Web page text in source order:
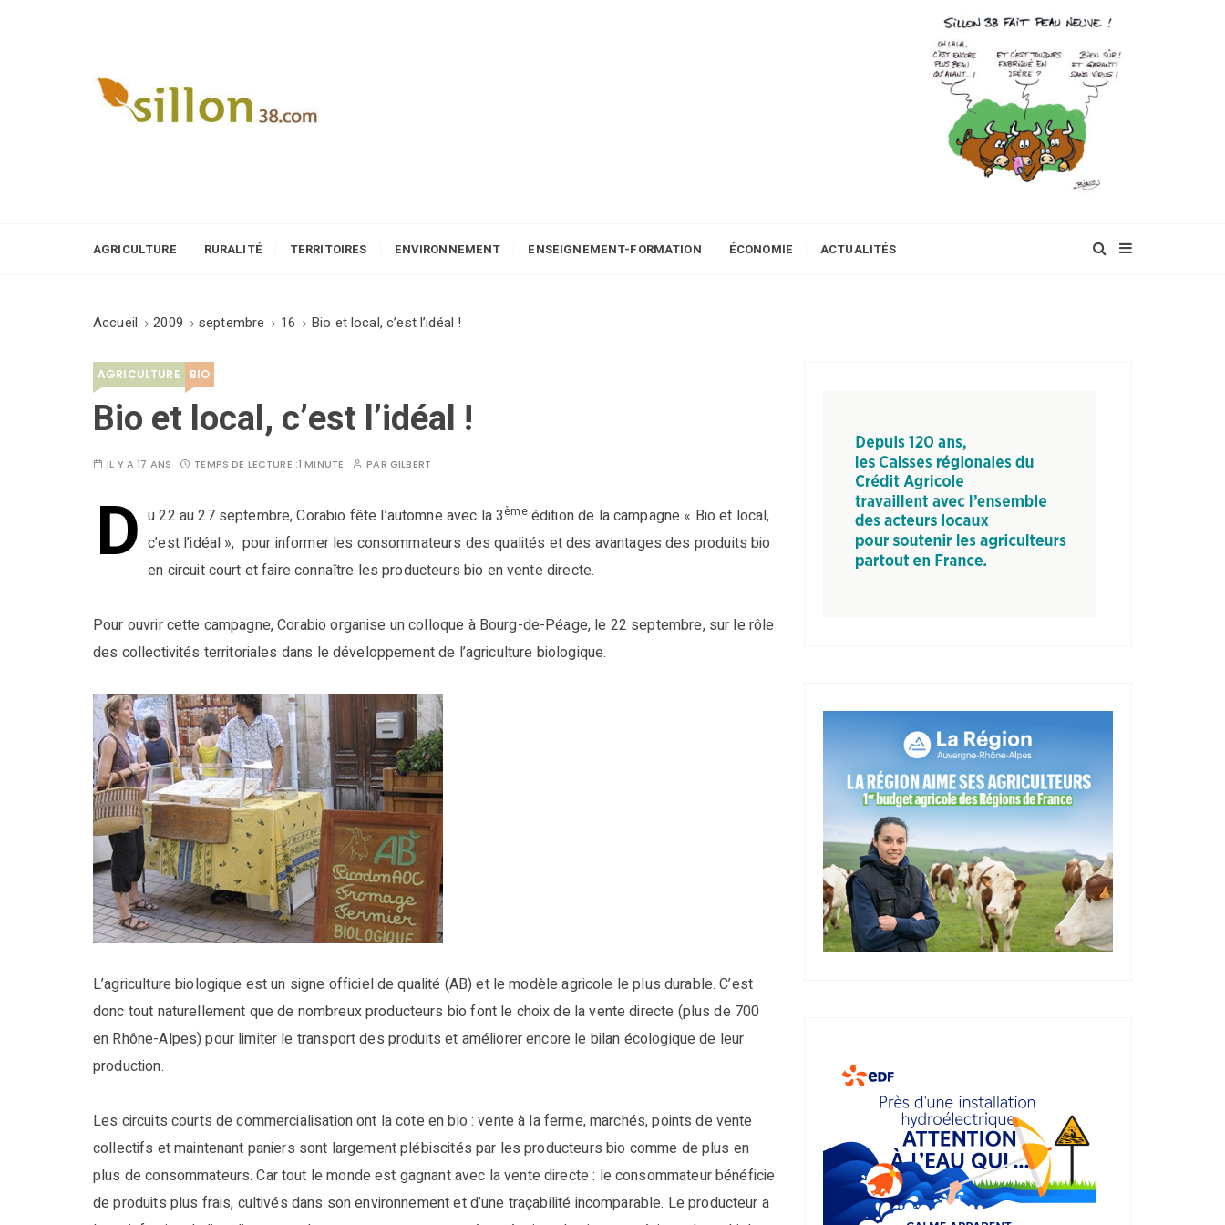
AGRICULTURE RURALITÉ TERRITOIRES ENVIRONNEMENT ENSEIGNEMENT-FORMATION ÉCONOMIE ACTUALITÉS
Accueil 2009 septembre 16 Bio et local, c’est l’idéal !
AGRICULTURE BIO
Bio et local, c’est l’idéal !
IL Y A 17 ANS TEMPS DE LECTURE :1 MINUTE PAR GILBERT
D u 22 au 27 septembre, Corabio fête l’automne avec la 3èmeédition de la campagne « Bio et local,
c’est l’idéal », pour informer les consommateurs des qualités et des avantages des produits bio
en circuit court et faire connaître les producteurs bio en vente directe.
Pour ouvrir cette campagne, Corabio organise un colloque à Bourg-de-Péage, le 22 septembre, sur le rôle
des collectivités territoriales dans le développement de l’agriculture biologique.
L’agriculture biologique est un signe officiel de qualité (AB) et le modèle agricole le plus durable. C’est
donc tout naturellement que de nombreux producteurs bio font le choix de la vente directe (plus de 700
en Rhône-Alpes) pour limiter le transport des produits et améliorer encore le bilan écologique de leur
production.
Les circuits courts de commercialisation ont la cote en bio : vente à la ferme, marchés, points de vente
collectifs et maintenant paniers sont largement plébiscités par les producteurs bio comme de plus en
plus de consommateurs. Car tout le monde est gagnant avec la vente directe : le consommateur bénéficie
de produits plus frais, cultivés dans son environnement et d’une traçabilité incomparable. Le producteur a